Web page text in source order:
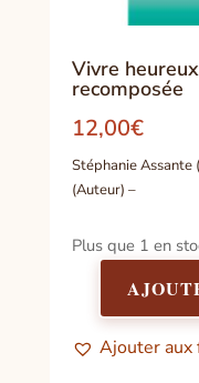
Vivre
recomposée
12,00€
Stéphanie Assante
(Auteur) –
Plus que 1 en
quantité
VivreAjouter aux